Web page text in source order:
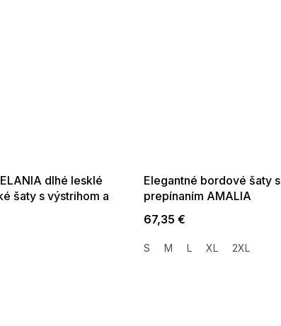
dlhé lesklé
šaty s výstrihom a
Elegantné bordové šaty s
prepínaním AMALIA
67,35 €
S M L XL 2XL